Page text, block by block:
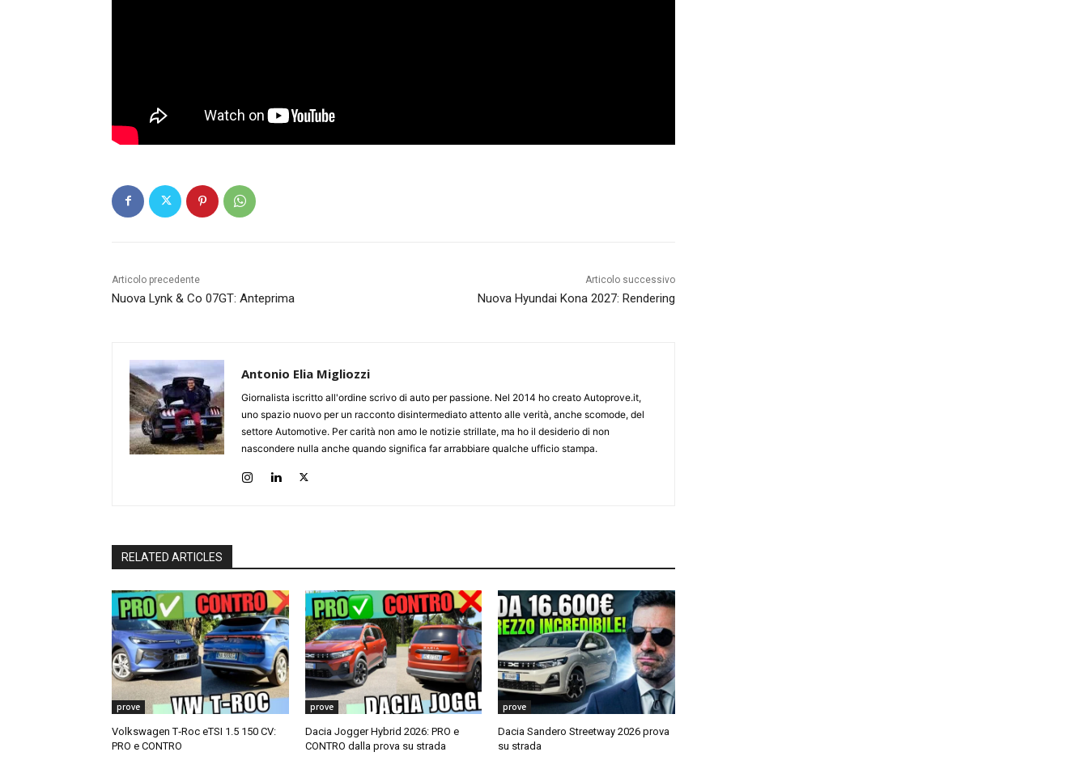
Articolo precedente
Nuova Lynk & Co 07GT: Anteprima
Articolo successivo
Nuova Hyundai Kona 2027: Rendering
Antonio Elia Migliozzi
Giornalista iscritto all'ordine scrivo di auto per passione. Nel 2014 ho creato Autoprove.it,
uno spazio nuovo per un racconto disintermediato attento alle verità, anche scomode, del
settore Automotive. Per carità non amo le notizie strillate, ma ho il desiderio di non
nascondere nulla anche quando significa far arrabbiare qualche ufficio stampa.
RELATED ARTICLES
prove
Volkswagen T‑Roc eTSI 1.5 150 CV:
PRO e CONTRO
prove
Dacia Jogger Hybrid 2026: PRO e
CONTRO dalla prova su strada
prove
Dacia Sandero Streetway 2026 prova
su strada